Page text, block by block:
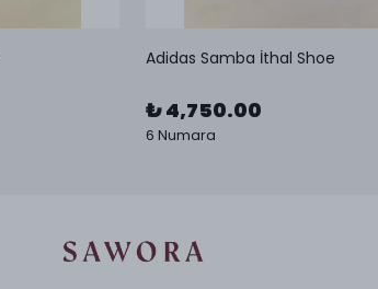
Adidas Samba İthal Shoe
₺ 4,750.00
6 Numara